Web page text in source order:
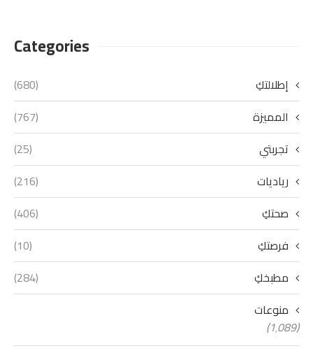
Categories
إطلالتكِ
(680)
المميزة
(767)
تجربتي
(25)
رياديات
(216)
صحتكِ
(406)
فرصتكِ
(10)
مطبخكِ
(284)
منوعات
(1٬089)